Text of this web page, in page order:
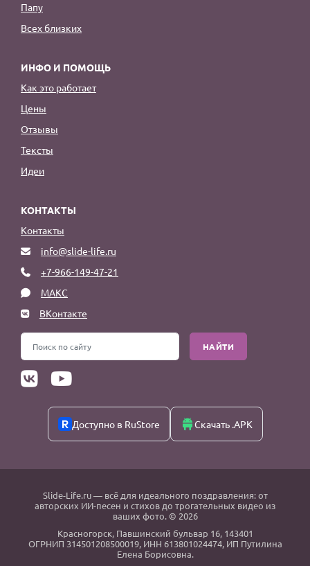
Папу
Всех близких
ИНФО И ПОМОЩЬ
Как это работает
Цены
Отзывы
Тексты
Идеи
КОНТАКТЫ
Контакты
info@slide-life.ru
+7-966-149-47-21
МАКС
ВКонтакте
НАЙТИ
Доступно в RuStore Скачать .APK
Slide-Life.ru— всё для идеального поздравления: от
авторских ИИ-песен и стихов до трогательных видео из
ваших фото. © 2026
Красногорск, Павшинский бульвар 16, 143401
ОГРНИП 314501208500019, ИНН 613801024474, ИП Путилина
Елена Борисовна.